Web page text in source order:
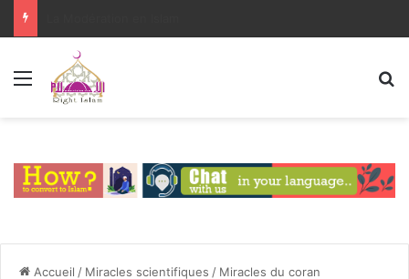
Menu
Accueil / Miracles scientifiques / Miracles du coran